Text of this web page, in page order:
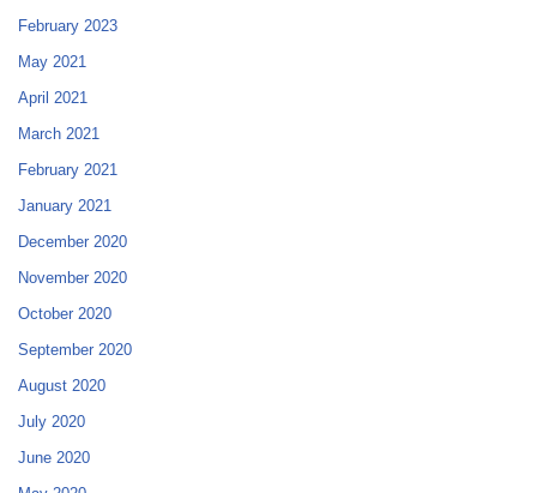
February 2023
May 2021
April 2021
March 2021
February 2021
January 2021
December 2020
November 2020
October 2020
September 2020
August 2020
July 2020
June 2020